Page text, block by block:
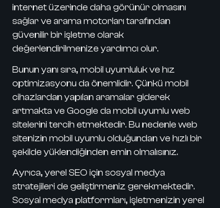
internet üzerinde daha görünür olmasını
sağlar ve arama motorları tarafından
güvenilir bir işletme olarak
değerlendirilmenize yardımcı olur.
Bunun yanı sıra, mobil uyumluluk ve hız
optimizasyonu da önemlidir. Çünkü mobil
cihazlardan yapılan aramalar giderek
artmakta ve Google da mobil uyumlu web
sitelerini tercih etmektedir. Bu nedenle web
sitenizin mobil uyumlu olduğundan ve hızlı bir
şekilde yüklendiğinden emin olmalısınız.
Ayrıca, yerel SEO için sosyal medya
stratejileri de geliştirmeniz gerekmektedir.
Sosyal medya platformları, işletmenizin yerel